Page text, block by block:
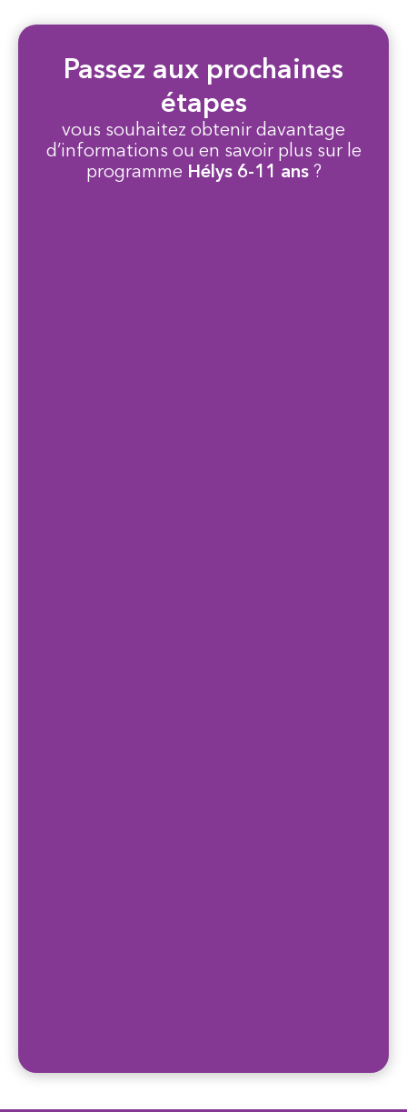
Passez aux prochaines
étapes
vous souhaitez obtenir davantage
d’informations ou en savoir plus sur le
programme Hélys 6-11 ans ?